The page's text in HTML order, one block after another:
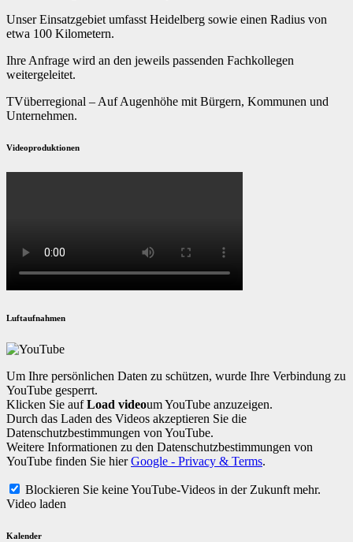
Unser Einsatzgebiet umfasst Heidelberg sowie einen Radius von
etwa 100 Kilometern.
Ihre Anfrage wird an den jeweils passenden Fachkollegen
weitergeleitet.
TVüberregional – Auf Augenhöhe mit Bürgern, Kommunen und
Unternehmen.
Videoproduktionen
Luftaufnahmen
Um Ihre persönlichen Daten zu schützen, wurde Ihre Verbindung zu
YouTube gesperrt.
Klicken Sie aufLoad videoum YouTube anzuzeigen.
Durch das Laden des Videos akzeptieren Sie die
Datenschutzbestimmungen von YouTube.
Weitere Informationen zu den Datenschutzbestimmungen von
YouTube finden Sie hierGoogle - Privacy & Terms.
Blockieren Sie keine YouTube-Videos in der Zukunft mehr.
Video laden
Kalender